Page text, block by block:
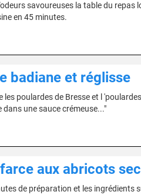
savoureuses la table du repas
en 45 minutes.
badiane et réglisse
poulardes de Bresse et l
une sauce crémeuse..."
aux abricots
de préparation et les ingrédients